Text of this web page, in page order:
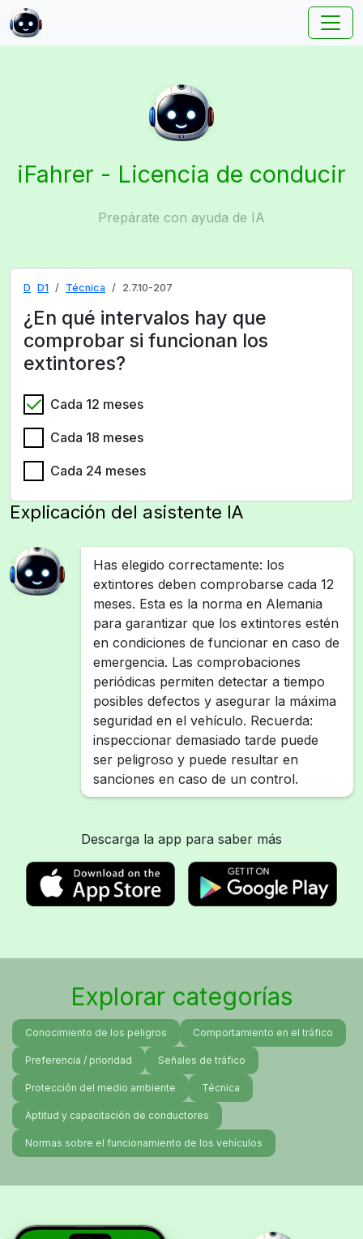
iFahrer - Licencia de conducir
Prepárate con ayuda de IA
D D1 Técnica 2.7.10-207
¿En qué intervalos hay que
comprobar si funcionan los
extintores?
Cada 12 meses
Cada 18 meses
Cada 24 meses
Explicación del asistente IA
Has elegido correctamente: los
extintores deben comprobarse cada 12
meses. Esta es la norma en Alemania
para garantizar que los extintores estén
en condiciones de funcionar en caso de
emergencia. Las comprobaciones
periódicas permiten detectar a tiempo
posibles defectos y asegurar la máxima
seguridad en el vehículo. Recuerda:
inspeccionar demasiado tarde puede
ser peligroso y puede resultar en
sanciones en caso de un control.
Descarga la app para saber más
Explorar categorías
Conocimiento de los peligros Comportamiento en el tráfico
Preferencia / prioridad Señales de tráfico
Protección del medio ambiente Técnica
Aptitud y capacitación de conductores
Normas sobre el funcionamiento de los vehículos